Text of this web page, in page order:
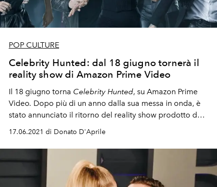
POP CULTURE
Celebrity Hunted: dal 18 giugno tornerà il
reality show di Amazon Prime Video
Il 18 giugno torna Celebrity Hunted, su Amazon Prime
Video. Dopo più di un anno dalla sua messa in onda, è
stato annunciato il ritorno del reality show prodotto da
Lauro, e la pazzesca M¥SS KETA.
17.06.2021 di Donato D'Aprile